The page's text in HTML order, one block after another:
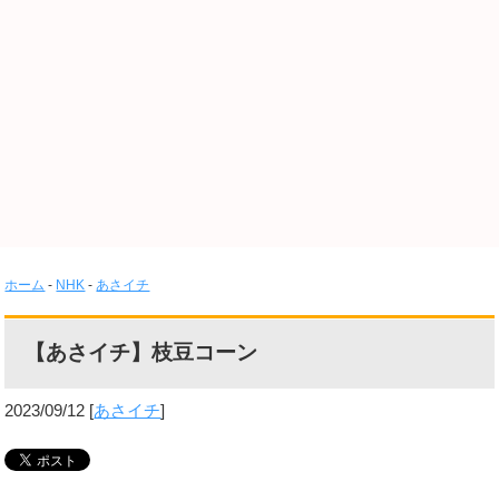
ホーム - NHK - あさイチ
【あさイチ】枝豆コーン
2023/09/12 [あさイチ]